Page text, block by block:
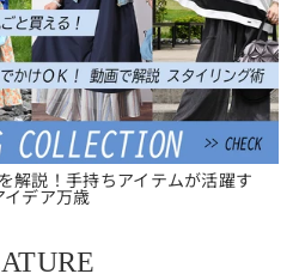
解説！手持ちアイテムが活躍す
イデア万歳